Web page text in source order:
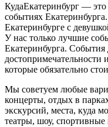
КудаЕкатеринбург —
событиях
Екатеринбурге с
У нас только лучшие
Екатеринбурга.
достопримечательности
которые обязательно
Мы советуем любые
концерты, отдых в
экскурсий, места, куда
театры, шоу, спортивные